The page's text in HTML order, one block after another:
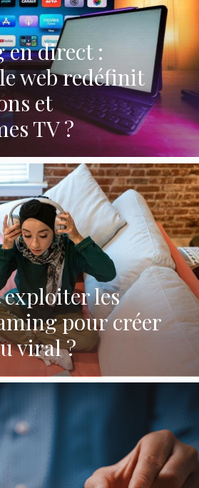
en direct :
web redéfinit
et
TV ?
les
pour créer
viral ?